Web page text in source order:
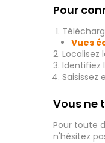
Pour
Vues
Localisez
Identifiez
Vous ne
Pour toute
n'hésitez